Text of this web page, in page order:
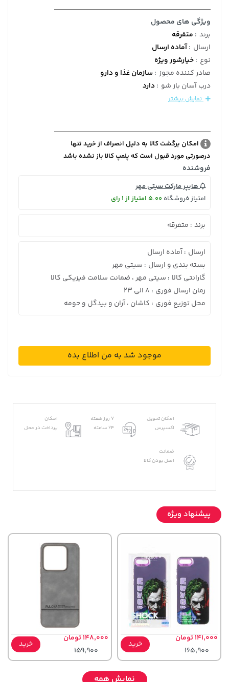
ویژگی های محصول
برند : متفرقه
ارسال :آماده ارسال
نوع :خیارشور ویژه
صادر کننده مجوز :سازمان غذا و دارو
درب آسان باز شو :دارد
نمایش بیشتر
امکان برگشت کالا به دلیل انصراف از خرید تنها
درصورتی مورد قبول است که پلمپ کالا باز نشده باشد
فروشنده
هایپر مارکت سیتی مهر
امتیاز فروشگاه 5.00 امتیاز از 1 رای
برند : متفرقه
ارسال : آماده ارسال
بسته بندی و ارسال : سیتی مهر
گارانتی کالا : سیتی مهر ، ضمانت سلامت فیزیکی کالا
زمان ارسال فوری : 8 الی 23
محل توزیع فوری : کاشان ، آران و بیدگل و حومه
موجود شد به من اطلاع بده
امکان تحویل
اکسپرس
7 روز هفته
24 ساعته
امکان
پرداخت در محل
ضمانت
اصل بودن کالا
پیشنهاد ویژه
141,000 تومان
165,900
خرید
148,000 تومان
159,900
خرید
نمایش همه